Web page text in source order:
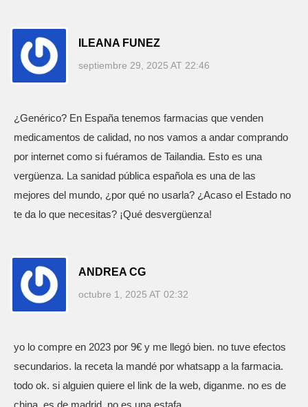
ILEANA FUNEZ
septiembre 29, 2025 AT 22:46
¿Genérico? En España tenemos farmacias que venden
medicamentos de calidad, no nos vamos a andar comprando
por internet como si fuéramos de Tailandia. Esto es una
vergüenza. La sanidad pública española es una de las
mejores del mundo, ¿por qué no usarla? ¿Acaso el Estado no
te da lo que necesitas? ¡Qué desvergüenza!
ANDREA CG
octubre 1, 2025 AT 02:32
yo lo compre en 2023 por 9€ y me llegó bien. no tuve efectos
secundarios. la receta la mandé por whatsapp a la farmacia.
todo ok. si alguien quiere el link de la web, diganme. no es de
china, es de madrid. no es una estafa.